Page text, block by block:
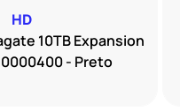
HD
10TB Expansion
- Preto